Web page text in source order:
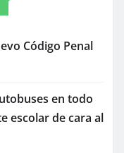
Código Penal
en todo
escolar de cara al